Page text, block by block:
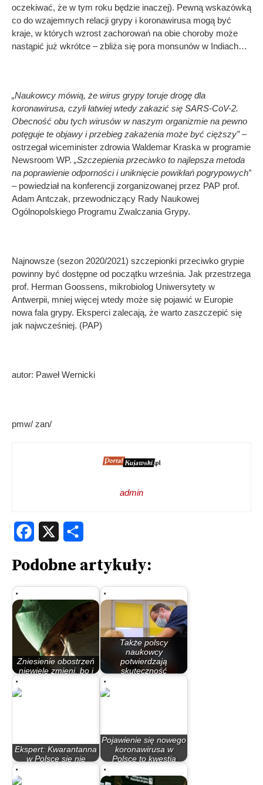
oczekiwać, że w tym roku będzie inaczej). Pewną wskazówką
co do wzajemnych relacji grypy i koronawirusa mogą być
kraje, w których wzrost zachorowań na obie choroby może
nastąpić już wkrótce – zbliża się pora monsunów w Indiach…
„Naukowcy mówią, że wirus grypy toruje drogę dla
koronawirusa, czyli łatwiej wtedy zakazić się SARS-CoV-2.
Obecność obu tych wirusów w naszym organizmie na pewno
potęguje te objawy i przebieg zakażenia może być cięższy” –
ostrzegał wiceminister zdrowia Waldemar Kraska w programie
Newsroom WP. „Szczepienia przeciwko to najlepsza metoda
na poprawienie odporności i uniknięcie powikłań pogrypowych”
– powiedział na konferencji zorganizowanej przez PAP prof.
Adam Antczak, przewodniczący Rady Naukowej
Ogólnopolskiego Programu Zwalczania Grypy.
Najnowsze (sezon 2020/2021) szczepionki przeciwko grypie
powinny być dostępne od początku września. Jak przestrzega
prof. Herman Goossens, mikrobiolog Uniwersytety w
Antwerpii, mniej więcej wtedy może się pojawić w Europie
nowa fala grypy. Eksperci zalecają, że warto zaszczepić się
jak najwcześniej. (PAP)
autor: Paweł Wernicki
pmw/ zan/
admin
Facebook
Podobne artykuły:
Zniesienie obostrzeń
niewiele zmieni, bo i
Także polscy
naukowcy
potwierdzają
skuteczność
Ekspert: Kwarantanna
w Polsce się nie
Pojawienie się nowego
koronawirusa w
Polsce to kwestia